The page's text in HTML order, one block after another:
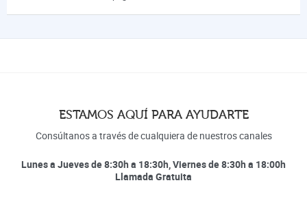
ESTAMOS AQUÍ PARA AYUDARTE
Consúltanos a través de cualquiera de nuestros canales
Lunes a Jueves de 8:30h a 18:30h, Viernes de 8:30h a 18:00h
Llamada Gratuita